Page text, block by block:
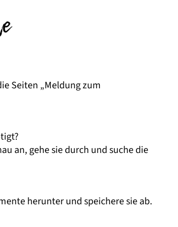
Seiten „Meldung zum
an, gehe sie durch und suche die
herunter und speichere sie ab.